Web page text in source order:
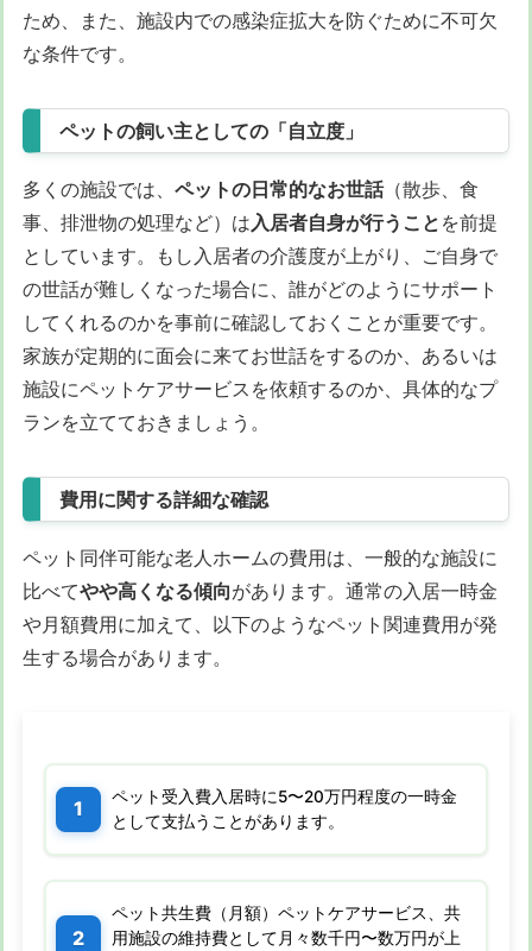
ため、また、施設内での感染症拡大を防ぐために不可欠
な条件です。
ペットの飼い主としての「自立度」
多くの施設では、 ペットの日常的なお世話（散歩、食
事、排泄物の処理など）は 入居者自身が行うこと を前提
としています。もし入居者の介護度が上がり、ご自身で
の世話が難しくなった場合に、誰がどのようにサポート
してくれるのかを事前に確認しておくことが重要です。
家族が定期的に面会に来てお世話をするのか、あるいは
施設にペットケアサービスを依頼するのか、具体的なプ
ランを立てておきましょう。
費用に関する詳細な確認
ペット同伴可能な老人ホームの費用は、一般的な施設に
比べてやや高くなる傾向があります。通常の入居一時金
や月額費用に加えて、以下のようなペット関連費用が発
生する場合があります。
ペット受入費入居時に5〜20万円程度の一時金
として支払うことがあります。
ペット共生費（月額）ペットケアサービス、共
用施設の維持費として月々数千円〜数万円が上